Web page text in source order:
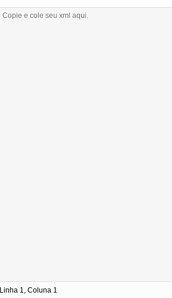
Linha 1, Coluna 1